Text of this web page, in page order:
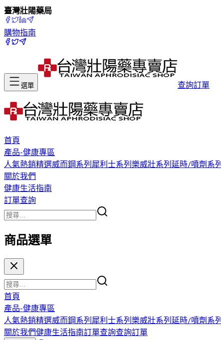
臺灣壯陽藥局
購物指南
選單 查詢訂單
首頁
產品-健康專區
人氣熱銷精選威而鋼系列 犀利士系列 樂威壯系列 延時/噴劑系列
關於我們
健康生活指南
訂單查詢
商品選單
首頁
產品-健康專區
人氣熱銷精選威而鋼系列 犀利士系列 樂威壯系列 延時/噴劑系列
關於我們健康生活指南訂單查詢查詢訂單